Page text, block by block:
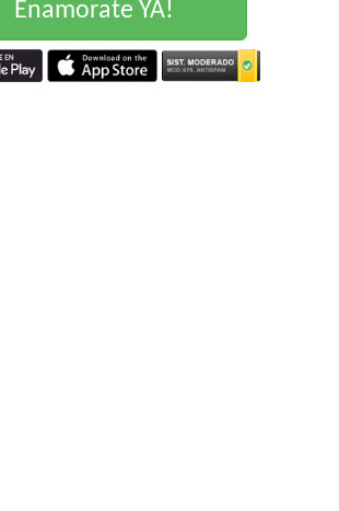
Enamorate YA!